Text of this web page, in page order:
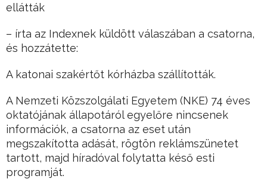
ellátták
– írta az Indexnek küldött válaszában a csatorna,
és hozzátette:
A katonai szakértőt kórházba szállították.
A Nemzeti Közszolgálati Egyetem (NKE) 74 éves
oktatójának állapotáról egyelőre nincsenek
információk, a csatorna az eset után
megszakította adását, rögtön reklámszünetet
tartott, majd híradóval folytatta késő esti
programját.